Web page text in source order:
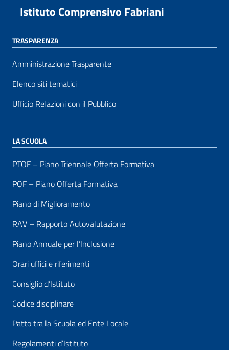
Istituto Comprensivo Fabriani
TRASPARENZA
Amministrazione Trasparente
Elenco siti tematici
Ufficio Relazioni con il Pubblico
LA SCUOLA
PTOF – Piano Triennale Offerta Formativa
POF – Piano Offerta Formativa
Piano di Miglioramento
RAV – Rapporto Autovalutazione
Piano Annuale per l’Inclusione
Orari uffici e riferimenti
Consiglio d’Istituto
Codice disciplinare
Patto tra la Scuola ed Ente Locale
Regolamenti d’Istituto